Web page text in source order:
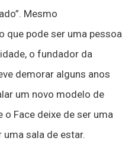
Mesmo
que pode ser uma pessoa
o fundador da
demorar alguns anos
um novo modelo de
Face deixe de ser uma
sala de estar.